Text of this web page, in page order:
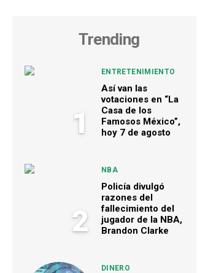
Trending
1
ENTRETENIMIENTO
Así van las
votaciones en “La
Casa de los
Famosos México”,
hoy 7 de agosto
2
NBA
Policía divulgó
razones del
fallecimiento del
jugador de la NBA,
Brandon Clarke
DINERO